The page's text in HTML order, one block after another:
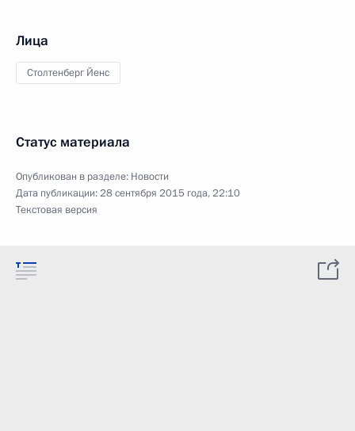
Лица
Столтенберг Йенс
Статус материала
Опубликован в разделе: Новости
Дата публикации:28 сентября 2015 года, 22:10
Текстовая версия